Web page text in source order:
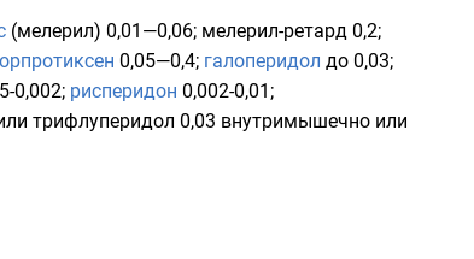
(мелерил) 0,01—0,06; мелерил-ретард 0,2;
0,05—0,4; галоперидол до 0,03;
0,002; рисперидон 0,002-0,01;
трифлуперидол 0,03 внутримышечно или